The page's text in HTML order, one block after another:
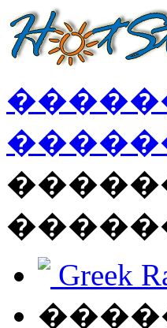
Greek